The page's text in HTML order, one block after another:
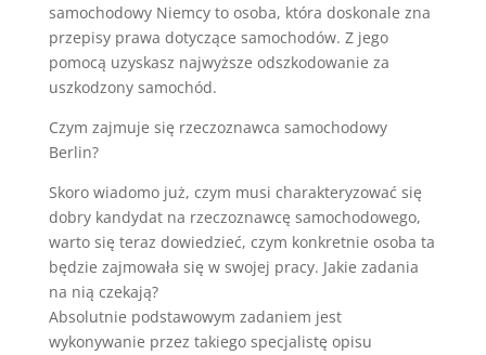
samochodowyNiemcytoosoba, która doskonale zna
przepisyprawa dotyczące samochodów. Zjego
pomocą uzyskasz najwyższe odszkodowanie za
uszkodzonysamochód.
Czym zajmuje się rzeczoznawca samochodowy
Berlin?
Skoro wiadomo już, czym musi charakteryzować się
dobry kandydat na rzeczoznawcę samochodowego,
warto się teraz dowiedzieć, czym konkretnie osoba ta
będzie zajmowała się w swojej pracy. Jakie zadania
na nią czekają?
Absolutnie podstawowym zadaniem jest
wykonywanie przez takiego specjalistę opisu